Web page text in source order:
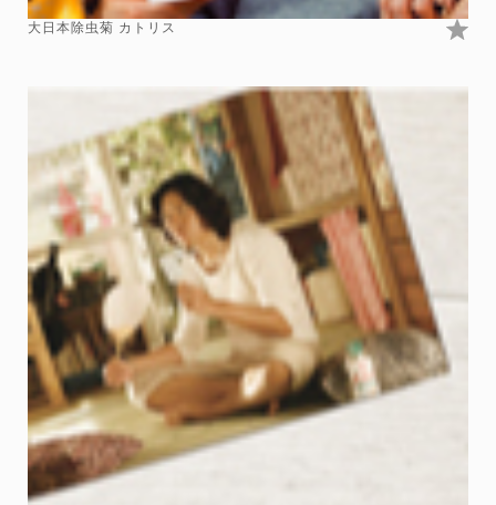
大日本除虫菊 カトリス